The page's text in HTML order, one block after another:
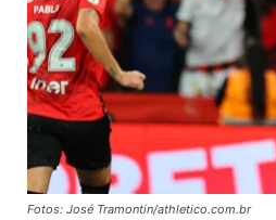
Fotos: José Tramontin/athletico.com.br